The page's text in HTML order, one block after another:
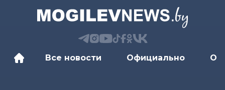
Все новости Официально